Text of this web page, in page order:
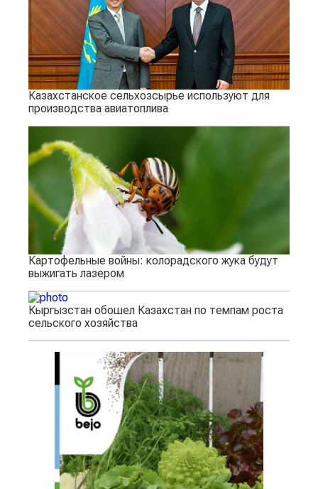
Казахстанское сельхозсырье используют для
производства авиатоплива
Картофельные войны: колорадского жука будут
выжигать лазером
Кыргызстан обошел Казахстан по темпам роста
сельского хозяйства